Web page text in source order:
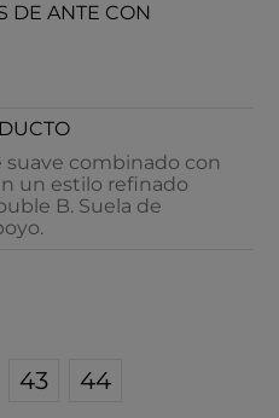
DE ANTE CON
suave combinado con
un estilo refinado
B. Suela de
43 44